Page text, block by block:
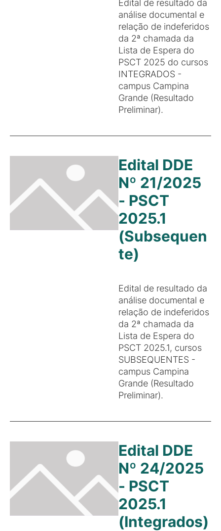
Edital de resultado da
análise documental e
relação de indeferidos
da 2ª chamada da
Lista de Espera do
PSCT 2025 do cursos
INTEGRADOS -
campus Campina
Grande (Resultado
Preliminar).
Edital DDE
Nº 21/2025
- PSCT
2025.1
(Subsequen
te)
Edital de resultado da
análise documental e
relação de indeferidos
da 2ª chamada da
Lista de Espera do
PSCT 2025.1, cursos
SUBSEQUENTES -
campus Campina
Grande (Resultado
Preliminar).
Edital DDE
Nº 24/2025
- PSCT
2025.1
(Integrados)